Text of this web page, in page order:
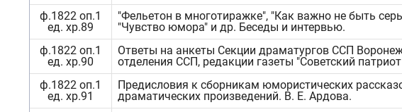
ф.1822 оп.1
ед. хр.89
"Фельетон в многотиражке", "Как важно не быть
"Чувство юмора" и др. Беседы и интервью.
ф.1822 оп.1
ед. хр.90
Ответы на анкеты Секции драматургов ССП
отделения ССП, редакции газеты "Советский
ф.1822 оп.1
ед. хр.91
Предисловия к сборникам юмористических
драматических произведений. В. Е. Ардова.